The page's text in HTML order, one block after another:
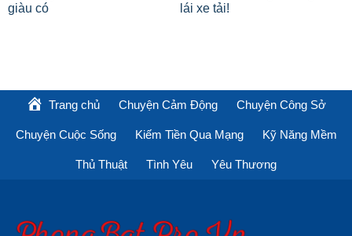
giàu có
lái xe tải!
Trang chủ Chuyện Cảm Động Chuyện Công Sở
Chuyện Cuộc Sống Kiếm Tiền Qua Mạng Kỹ Năng Mềm
Thủ Thuật Tình Yêu Yêu Thương